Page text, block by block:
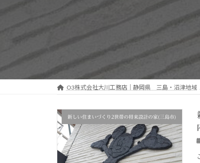
O3株式会社大川工務店｜静岡県 三島・沼津地域
新しい住まいづくり2世帯の将来設計の家(三島市)